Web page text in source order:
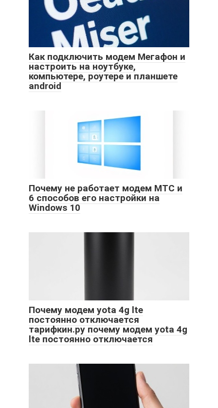
Как подключить модем Мегафон и
настроить на ноутбуке,
компьютере, роутере и планшете
android
Почему не работает модем МТС и
6 способов его настройки на
Windows 10
Почему модем yota 4g lte
постоянно отключается
тарифкин.ру почему модем yota 4g
lte постоянно отключается